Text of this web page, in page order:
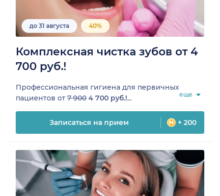
до 31 августа 40%
Комплексная чистка зубов от 4
700 руб.!
Профессиональная гигиена для первичных
пациентов от 7 900 4 700 руб.!... еще
Записаться на прием + 200